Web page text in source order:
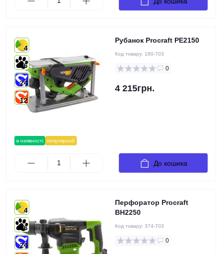
в наявності популярний
4
6
24
12
Рубанок Procraft PE2150
Код товару: 180-703
0
4 215грн.
До кошика
4
6
24
Перфоратор Procraft
BH2250
Код товару: 374-703
0